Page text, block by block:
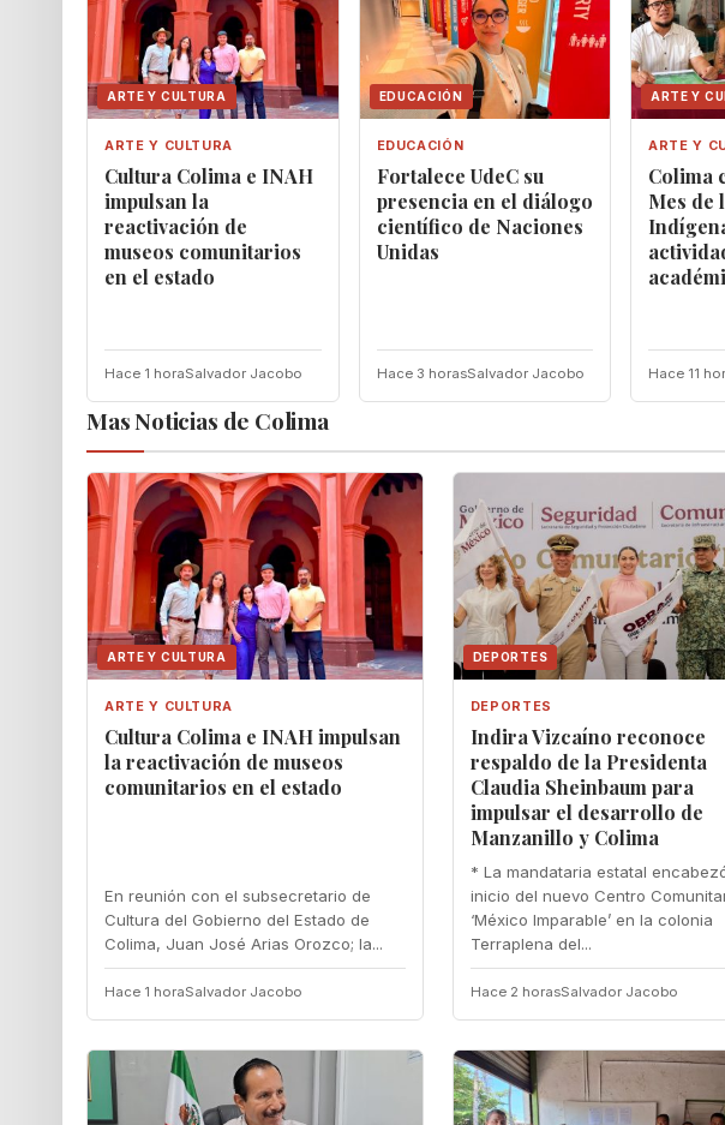
ARTE Y CULTURA
ARTE Y CULTURA
Cultura Colima e INAH
impulsan la
reactivación de
museos comunitarios
en el estado
Hace 1 horaSalvador Jacobo
EDUCACIÓN
EDUCACIÓN
Fortalece UdeC su
presencia en el diálogo
científico de Naciones
Unidas
Hace 3 horasSalvador Jacobo
ARTE Y
ARTE Y
Colima
Mes de
Hace 11
Mas Noticias de Colima
ARTE Y CULTURA
ARTE Y CULTURA
Cultura Colima e INAH impulsan
la reactivación de museos
comunitarios en el estado
En reunión con el subsecretario de
Cultura del Gobierno del Estado de
Colima, Juan José Arias Orozco; la...
Hace 1 horaSalvador Jacobo
DEPORTES
DEPORTES
Indira Vizcaíno reconoce
respaldo de la Presidenta
Claudia Sheinbaum para
impulsar el desarrollo de
Manzanillo y Colima
* La mandataria estatal
inicio del nuevo Centro
‘México Imparable’ en la colonia
Terraplena del...
Hace 2 horasSalvador Jacobo